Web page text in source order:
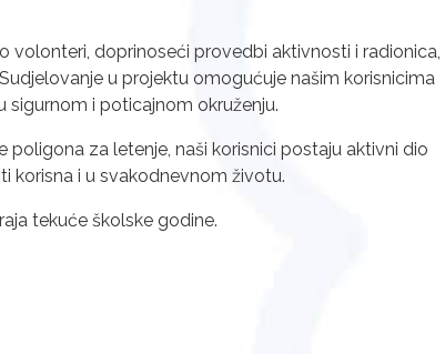
volonteri, doprinoseći provedbi aktivnosti i radionica,
u projektu omogućuje našim korisnicima
sigurnom i poticajnom okruženju.
poligona za letenje, naši korisnici postaju aktivni dio
korisna i u svakodnevnom životu.
tekuće školske godine.